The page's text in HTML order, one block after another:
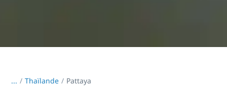
... / Thaïlande Pattaya